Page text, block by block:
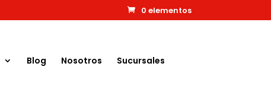
0 elementos
Blog Nosotros Sucursales